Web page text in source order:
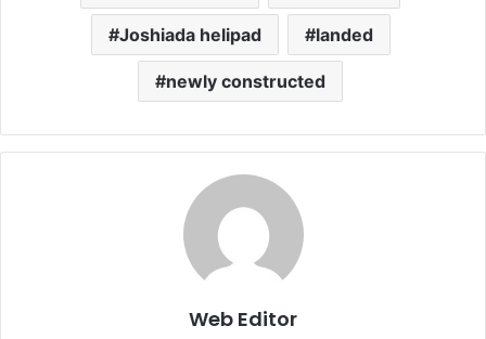
Joshiada helipad landed
newly constructed
Web Editor